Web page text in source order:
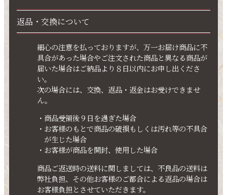
返品・交換について
細心の注意を払っておりますが、万一お届け商品に不
具合があった場合やご注文された商品と異なる商品が
届いた場合はご納品より８日以内にお申し出くださ
い。
次の場合には、交換、返品・返金はお受けできませ
ん。
商品受領後９日を過ぎた場合
お客様のもとで商品の破損もしくは汚れ等の不具合
が生じた場合
お客様が商品を開封、使用した場合
商品ご返送時の送料に関しましては、不良品の送料は
弊社負担、その他お客様のご都合による返品の場合は
お客様負担とさせていただきます。